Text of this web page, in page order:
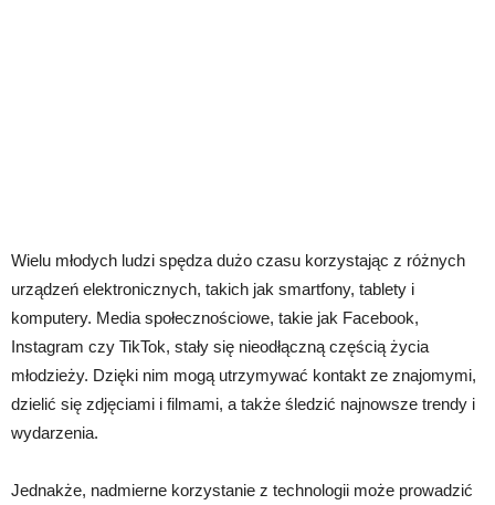
Wielu młodych ludzi spędza dużo czasu korzystając z różnych
urządzeń elektronicznych, takich jak smartfony, tablety i
komputery. Media społecznościowe, takie jak Facebook,
Instagram czy TikTok, stały się nieodłączną częścią życia
młodzieży. Dzięki nim mogą utrzymywać kontakt ze znajomymi,
dzielić się zdjęciami i filmami, a także śledzić najnowsze trendy i
wydarzenia.
Jednakże, nadmierne korzystanie z technologii może prowadzić